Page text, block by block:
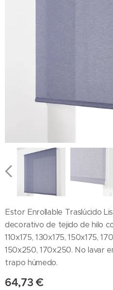
Estor Enrollable Traslúcido
decorativo de tejido de hilo
110x175, 130x175, 150x175,
150x250, 170x250. No lavar
trapo húmedo.
64,73 €